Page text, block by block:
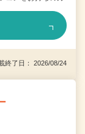
了日： 2026/08/24